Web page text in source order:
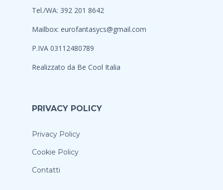
Tel./WA: 392 201 8642
Mailbox: eurofantasycs@gmail.com
P.IVA 03112480789
Realizzato da Be Cool Italia
PRIVACY POLICY
Privacy Policy
Cookie Policy
Contatti